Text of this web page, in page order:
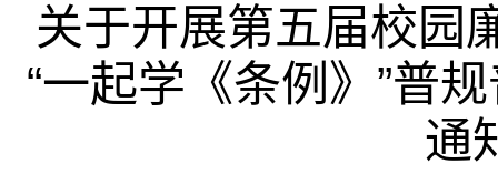
关于开展第五届校园
“一起学《条例》”普
通